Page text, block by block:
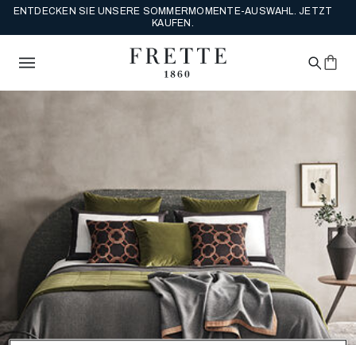
ENTDECKEN SIE UNSERE SOMMERMOMENTE-AUSWAHL. JETZT
KAUFEN.